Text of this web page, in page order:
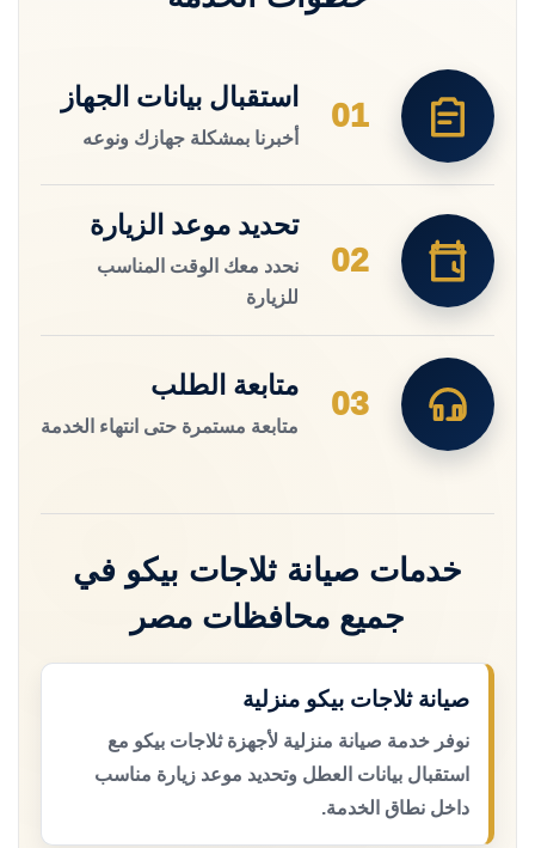
01
استقبال بيانات الجهاز
أخبرنا بمشكلة جهازك ونوعه
02
تحديد موعد الزيارة
نحدد معك الوقت المناسب
للزيارة
03
متابعة الطلب
متابعة مستمرة حتى انتهاء الخدمة
خدمات صيانة ثلاجات بيكو في
جميع محافظات مصر
صيانة ثلاجات بيكو منزلية
نوفر خدمة صيانة منزلية لأجهزة ثلاجات بيكو مع
استقبال بيانات العطل وتحديد موعد زيارة مناسب
داخل نطاق الخدمة.